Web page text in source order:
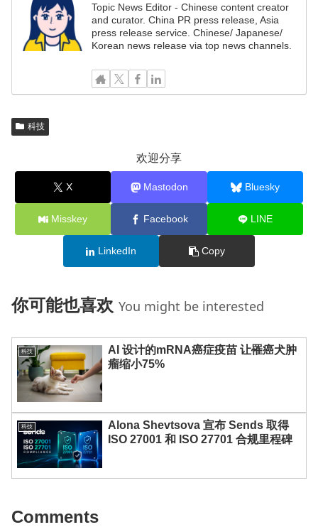
Topic News Editor - Chinese content creator
and curator. China PR press release, Asia
press release service. Chinese/ Japanese/
Korean news release via top news channels.
科技
欢迎分享
X Mastodon Bluesky
Misskey Facebook LINE
LinkedIn Copy
你可能也喜欢 You might be interested
科技
AI 设计的mRNA癌症疫苗 让罹癌犬肿
瘤缩小75%
科技
Alona Shevtsova 宣布 Sends 取得
ISO 27001 和 ISO 27701 合规里程碑
Comments